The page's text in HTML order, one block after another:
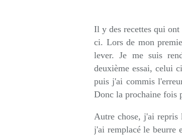
Il y des recettes qui
ci. Lors de mon
lever. Je me suis
deuxième essai, celui
puis j'ai commis
Donc la prochaine fois
Autre chose, j'ai repris
j'ai remplacé le beurre